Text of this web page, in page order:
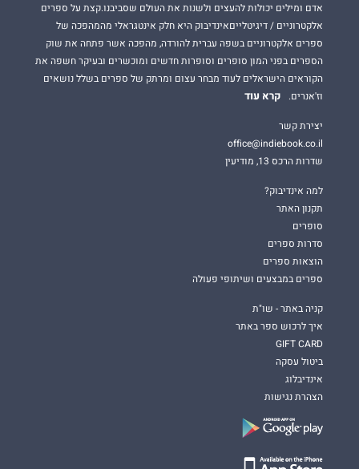
אדם ומילים יכולות להעצים ולשנות את העולם שסביבנו.קצת על ספרים
אלקטרוניים / דיגיטלייםאינדיבוק היא חלק אינטגראלי מהמהפכה של
ספרים אלקטרוניים בשפה עברית להורדה, מהפכה אשר פתחה את שוק
הספרים בפני המון סופרים וסופרות חדשים ומוכשרים ובעיקר חשפה את
הקוראים הישראלים לעוד מבחר עצום ומרתק של ספרים בשלל נושאים
וז'אנרים.
קרא עוד
יצירת קשר
office@indiebook.co.il
שדרות הרכס 13, מודיעין
למה אינדיבוק?
תקנון האתר
סופרים
סדרות ספרים
הוצאות ספרים
ספרים במבצעים ושיתופי פעולה
קניה באתר - שו"ת
איך לרכוש ספר באתר
GIFT CARD
ביטול עסקה
אינדיבלוג
הצהרת נגישות